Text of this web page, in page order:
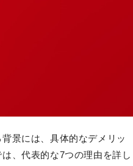
景には、具体的なデメリッ
、代表的な7つの理由を詳し